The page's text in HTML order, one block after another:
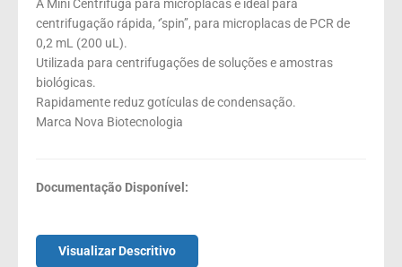
A Mini Centrífuga para microplacas é ideal para
centrifugação rápida, ‘’spin’’, para microplacas de PCR de
0,2 mL (200 uL).
Utilizada para centrifugações de soluções e amostras
biológicas.
Rapidamente reduz gotículas de condensação.
Marca Nova Biotecnologia
Documentação Disponível:
Visualizar Descritivo